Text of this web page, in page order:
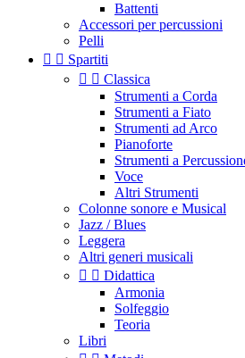
Battenti
Accessori per percussioni
Pelli
  Spartiti
  Classica
Strumenti a Corda
Strumenti a Fiato
Strumenti ad Arco
Pianoforte
Strumenti a
Voce
Altri Strumenti
Colonne sonore e Musical
Jazz / Blues
Leggera
Altri generi musicali
  Didattica
Armonia
Solfeggio
Teoria
Libri